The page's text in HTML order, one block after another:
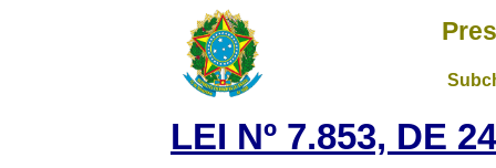
LEI Nº 7.853, DE